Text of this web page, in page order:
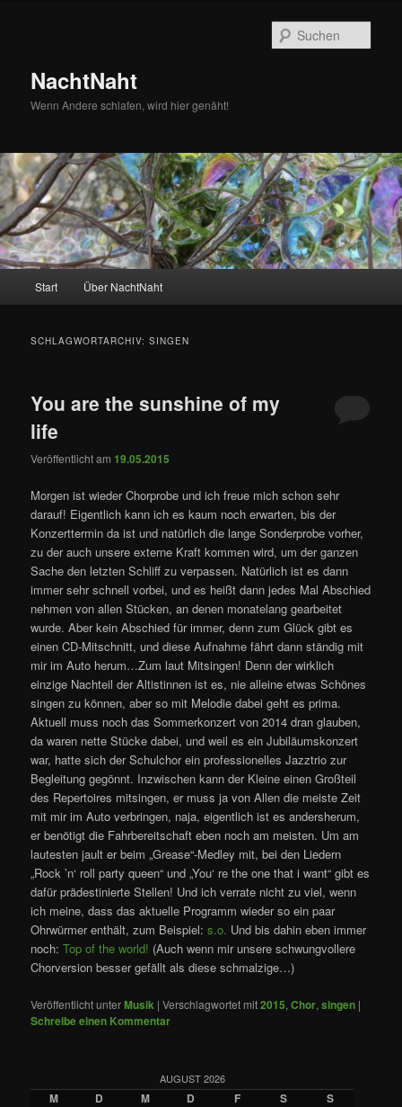
NachtNaht
Wenn Andere schlafen, wird hier genäht!
Start Über NachtNaht
SCHLAGWORTARCHIV:SINGEN
You are the sunshine of my
life
Veröffentlicht am19.05.2015
Morgen ist wieder Chorprobe und ich freue mich schon sehr
darauf! Eigentlich kann ich es kaum noch erwarten, bis der
Konzerttermin da ist und natürlich die lange Sonderprobe vorher,
zu der auch unsere externe Kraft kommen wird, um der ganzen
Sache den letzten Schliff zu verpassen. Natürlich ist es dann
immer sehr schnell vorbei, und es heißt dann jedes Mal Abschied
nehmen von allen Stücken, an denen monatelang gearbeitet
wurde. Aber kein Abschied für immer, denn zum Glück gibt es
einen CD-Mitschnitt, und diese Aufnahme fährt dann ständig mit
mir im Auto herum…Zum laut Mitsingen! Denn der wirklich
einzige Nachteil der Altistinnen ist es, nie alleine etwas Schönes
singen zu können, aber so mit Melodie dabei geht es prima.
Aktuell muss noch das Sommerkonzert von 2014 dran glauben,
da waren nette Stücke dabei, und weil es ein Jubiläumskonzert
war, hatte sich der Schulchor ein professionelles Jazztrio zur
Begleitung gegönnt. Inzwischen kann der Kleine einen Großteil
des Repertoires mitsingen, er muss ja von Allen die meiste Zeit
mit mir im Auto verbringen, naja, eigentlich ist es andersherum,
er benötigt die Fahrbereitschaft eben noch am meisten. Um am
lautesten jault er beim „Grease“-Medley mit, bei den Liedern
„Rock ’n‘ roll party queen“ und „You‘ re the one that i want“ gibt es
dafür prädestinierte Stellen! Und ich verrate nicht zu viel, wenn
ich meine, dass das aktuelle Programm wieder so ein paar
Ohrwürmer enthält, zum Beispiel:s.o. Und bis dahin eben immer
noch:Top of the world! (Auch wenn mir unsere schwungvollere
Chorversion besser gefällt als diese schmalzige…)
Veröffentlicht unterMusik |Verschlagwortet mit2015,Chor,singen |
Schreibe einen Kommentar
AUGUST 2026
M D M D F S S